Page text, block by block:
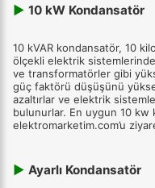
▶ 10 kW Kondansatör
10 kVAR kondansatör, 10
ölçekli elektrik
ve transformatörler gibi
güç faktörü düşüşünü
azaltırlar ve elektrik
bulunurlar. En uygun 10 kw
elektromarketim.com’u
▶ Ayarlı Kondansatör